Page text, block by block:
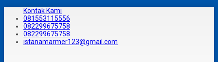
Kontak Kami
081553115556
082299675758
082299675758
istanamarmer123@gmail.com